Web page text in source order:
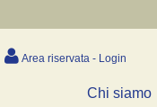
Area riservata - Login
Chi siamo